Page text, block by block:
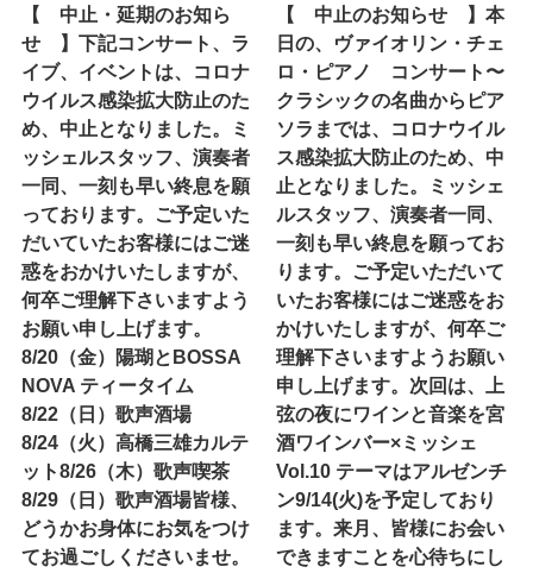
【 中止・延期のお知ら
せ 】下記コンサート、ラ
イブ、イベントは、コロナ
ウイルス感染拡大防止のた
め、中止となりました。ミ
ッシェルスタッフ、演奏者
一同、一刻も早い終息を願
っております。ご予定いた
だいていたお客様にはご迷
惑をおかけいたしますが、
何卒ご理解下さいますよう
お願い申し上げます。
8/20（金）陽瑚とBOSSA
NOVA ティータイム
8/22（日）歌声酒場
8/24（火）高橋三雄カルテ
ット8/26（木）歌声喫茶
8/29（日）歌声酒場皆様、
どうかお身体にお気をつけ
てお過ごしくださいませ。
【 中止のお知らせ 】本
日の、ヴァイオリン・チェ
ロ・ピアノ コンサート〜
クラシックの名曲からピア
ソラまでは、コロナウイル
ス感染拡大防止のため、中
止となりました。ミッシェ
ルスタッフ、演奏者一同、
一刻も早い終息を願ってお
ります。ご予定いただいて
いたお客様にはご迷惑をお
かけいたしますが、何卒ご
理解下さいますようお願い
申し上げます。次回は、上
弦の夜にワインと音楽を宮
酒ワインバー×ミッシェ
Vol.10 テーマはアルゼンチ
ン9/14(火)を予定しており
ます。来月、皆様にお会い
できますことを心待ちにし